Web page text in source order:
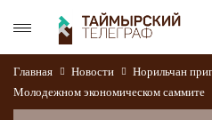
Главная Новости
Норильчан
Молодежном экономическом саммите